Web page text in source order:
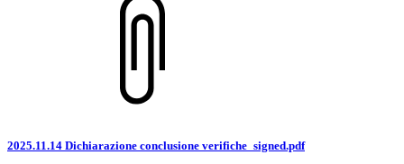
2025.11.14 Dichiarazione conclusione verifiche_signed.pdf